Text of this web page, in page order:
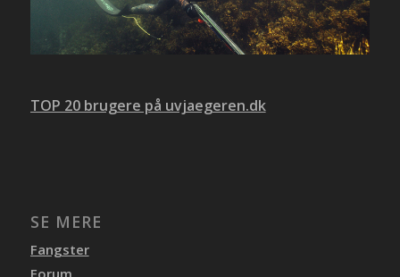
TOP 20 brugere på uvjaegeren.dk
SE MERE
Fangster